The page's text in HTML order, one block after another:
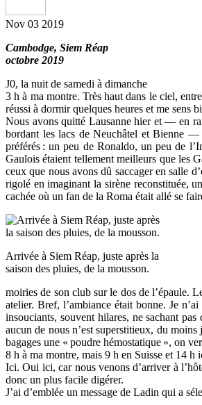
Nov 03 2019
Cambodge, Siem Réap
octobre 2019
J0, la nuit de samedi à dimanche
3 h à ma montre. Très haut dans le ciel,
réussi à dormir quelques heures et me sens
Nous avons quitté Lausanne hier et — en
bordant les lacs de Neuchâtel et Bienne
préférés : un peu de Ronaldo, un peu de
Gaulois étaient tellement meilleurs que les
ceux que nous avons dû saccager en salle
rigolé en imaginant la sirène reconstituée,
cachée où un fan de la Roma était allé se
Arrivée à Siem Réap, juste après la
saison des pluies, de la mousson.
moiries de son club sur le dos de l’épaule.
atelier. Bref, l’ambiance était bonne. Je
insouciants, souvent hilares, ne sachant
aucun de nous n’est superstitieux, du
bagages une « poudre hémostatique », on
8 h à ma montre, mais 9 h en Suisse et 14 h
Ici. Oui ici, car nous venons d’arriver à
donc un plus facile digérer.
J’ai d’emblée un message de Ladin qui a